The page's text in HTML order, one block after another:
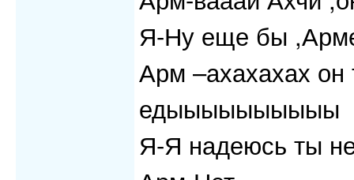
Я-Ну еще бы
Арм –ахахахах
едыыыыыыыыыы
Я-Я надеюсь ты